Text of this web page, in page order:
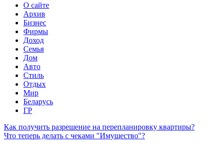
О сайте
Архив
Бизнес
Фирмы
Доход
Семья
Дом
Авто
Стиль
Отдых
Мир
Беларусь
ГР
Как получить разрешение на перепланировку квартиры?
Что теперь делать с чеками "Имущество"?